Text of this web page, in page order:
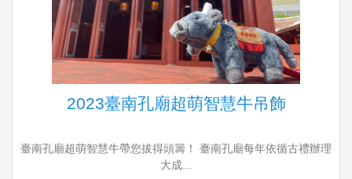
2023臺南孔廟超萌智慧牛吊飾
臺南孔廟超萌智慧牛帶您拔得頭籌！ 臺南孔廟每年依循古禮辦理
大成...